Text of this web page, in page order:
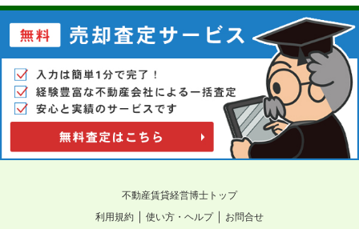
不動産賃貸経営博士トップ
利用規約 ｜ 使い方・ヘルプ｜ お問合せ